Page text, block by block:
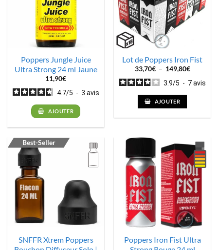
Poppers Jungle Juice
Ultra Strong 24 ml Jaune
11,90€
4.7/5 - 3 avis
AJOUTER
Lot de Poppers Iron Fist
33,70€ – 149,80€Plage
prix :
33,70€
3.9/5 - 7avis
AJOUTER
Best-Seller
SNFFR Xtrem Poppers
Poppers Iron Fist Ultra